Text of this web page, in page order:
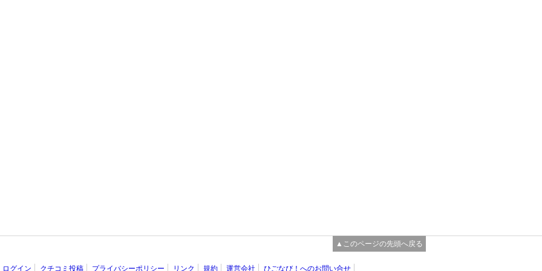
▲このページの先頭へ戻る
ログイン クチコミ投稿 プライバシーポリシー リンク 規約 運営会社 ひごなび！へのお問い合せ